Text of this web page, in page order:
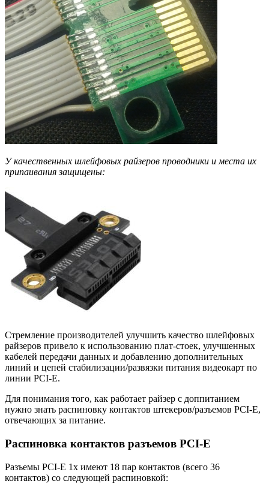
У качественных шлейфовых райзеров проводники и места их
припаивания защищены:
Стремление производителей улучшить качество шлейфовых
райзеров привело к использованию плат-стоек, улучшенных
кабелей передачи данных и добавлению дополнительных
линий и цепей стабилизации/развязки питания видеокарт по
линии PCI-E.
Для понимания того, как работает райзер с доппитанием
нужно знать распиновку контактов штекеров/разъемов PCI-E,
отвечающих за питание.
Распиновка контактов разъемов PCI-E
Разъемы PCI-E 1x имеют 18 пар контактов (всего 36
контактов) со следующей распиновкой: